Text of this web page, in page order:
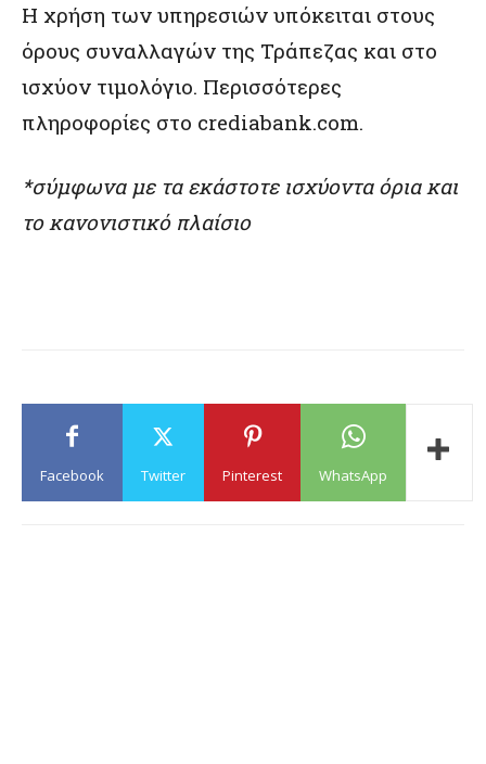
Η χρήση των υπηρεσιών υπόκειται στους
όρους συναλλαγών της Τράπεζας και στο
ισχύον τιμολόγιο. Περισσότερες
πληροφορίες στο crediabank.com.
*σύμφωνα με τα εκάστοτε ισχύοντα όρια και
το κανονιστικό πλαίσιο
Facebook Twitter Pinterest WhatsApp